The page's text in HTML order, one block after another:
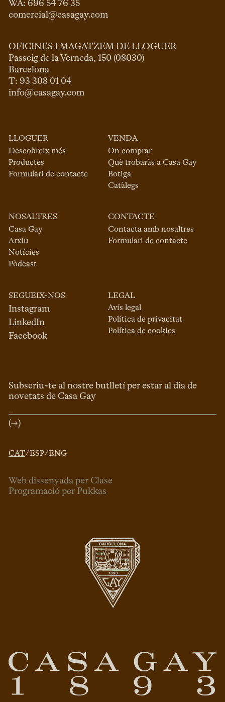
CAT ESP ENG
comercial@casagay.com
OFICINES I MAGATZEM DE LLOGUER
Passeig de la Verneda, 150 (08030)
Barcelona
info@casagay.com
LLOGUER
Descobreix més
Productes
Formulari de contacte
VENDA
On comprar
Què trobaràs a Casa Gay
Botiga
Catàlegs
NOSALTRES
Casa Gay
Arxiu
Notícies
Pòdcast
CONTACTE
Contacta amb nosaltres
Formulari de contacte
SEGUEIX-NOS
Instagram
LinkedIn
Facebook
LEGAL
Avís legal
Política de privacitat
Política de cookies
CAT/ESP/ENG
Subscriu-te al nostre butlletí per estar al dia de
novetats de Casa Gay
(→)
Web dissenyada per Clase
Programació per Pukkas